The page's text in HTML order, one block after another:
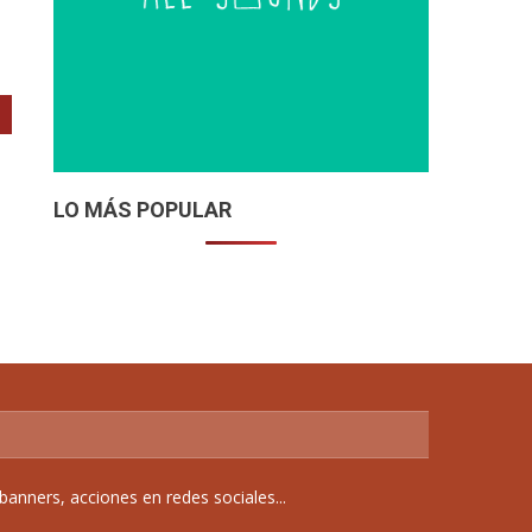
LO MÁS POPULAR
acciones en redes sociales...